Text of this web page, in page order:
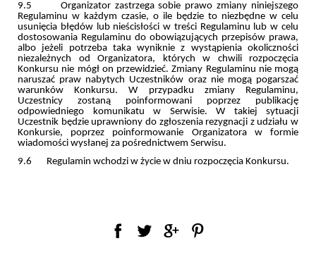
9.5 Organizator zastrzega sobie prawo zmiany niniejszego
Regulaminu w każdym czasie, o ile będzie to niezbędne w celu
usunięcia błędów lub nieścisłości w treści Regulaminu lub w celu
dostosowania Regulaminu do obowiązujących przepisów prawa,
albo jeżeli potrzeba taka wyniknie z wystąpienia okoliczności
niezależnych od Organizatora, których w chwili rozpoczęcia
Konkursu nie mógł on przewidzieć. Zmiany Regulaminu nie mogą
naruszać praw nabytych Uczestników oraz nie mogą pogarszać
warunków Konkursu. W przypadku zmiany Regulaminu,
Uczestnicy zostaną poinformowani poprzez publikację
odpowiedniego komunikatu w Serwisie. W takiej sytuacji
Uczestnik będzie uprawniony do zgłoszenia rezygnacji z udziału w
Konkursie, poprzez poinformowanie Organizatora w formie
wiadomości wysłanej za pośrednictwem Serwisu.
9.6 Regulamin wchodzi w życie w dniu rozpoczęcia Konkursu.